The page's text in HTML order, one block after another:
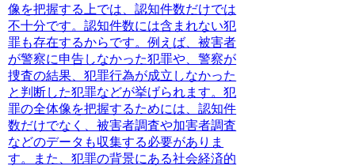
像を把握する上では、認知件数だけでは
不十分です。認知件数には含まれない犯
罪も存在するからです。例えば、被害者
が警察に申告しなかった犯罪や、警察が
捜査の結果、犯罪行為が成立しなかった
と判断した犯罪などが挙げられます。犯
罪の全体像を把握するためには、認知件
数だけでなく、被害者調査や加害者調査
などのデータも収集する必要がありま
す。また、犯罪の背景にある社会経済的